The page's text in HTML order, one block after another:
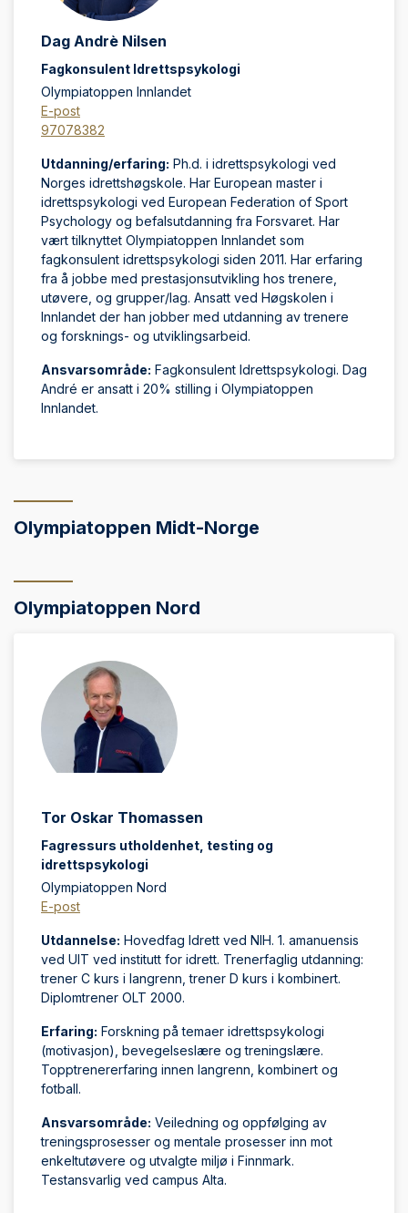
Dag Andrè Nilsen
Fagkonsulent Idrettspsykologi
Olympiatoppen Innlandet
E-post
97078382
Utdanning/erfaring: Ph.d. i idrettspsykologi ved
Norges idrettshøgskole. Har European master i
idrettspsykologi ved European Federation of Sport
Psychology og befalsutdanning fra Forsvaret. Har
vært tilknyttet Olympiatoppen Innlandet som
fagkonsulent idrettspsykologi siden 2011. Har erfaring
fra å jobbe med prestasjonsutvikling hos trenere,
utøvere, og grupper/lag. Ansatt ved Høgskolen i
Innlandet der han jobber med utdanning av trenere
og forsknings- og utviklingsarbeid.
Ansvarsområde: Fagkonsulent Idrettspsykologi. Dag
André er ansatt i 20% stilling i Olympiatoppen
Innlandet.
Olympiatoppen Midt-Norge
Olympiatoppen Nord
Tor Oskar Thomassen
Fagressurs utholdenhet, testing og
idrettspsykologi
Olympiatoppen Nord
E-post
Utdannelse: Hovedfag Idrett ved NIH. 1. amanuensis
ved UIT ved institutt for idrett. Trenerfaglig utdanning:
trener C kurs i langrenn, trener D kurs i kombinert.
Diplomtrener OLT 2000.
Erfaring: Forskning på temaer idrettspsykologi
(motivasjon), bevegelseslære og treningslære.
Topptrenererfaring innen langrenn, kombinert og
fotball.
Ansvarsområde: Veiledning og oppfølging av
treningsprosesser og mentale prosesser inn mot
enkeltutøvere og utvalgte miljø i Finnmark.
Testansvarlig ved campus Alta.